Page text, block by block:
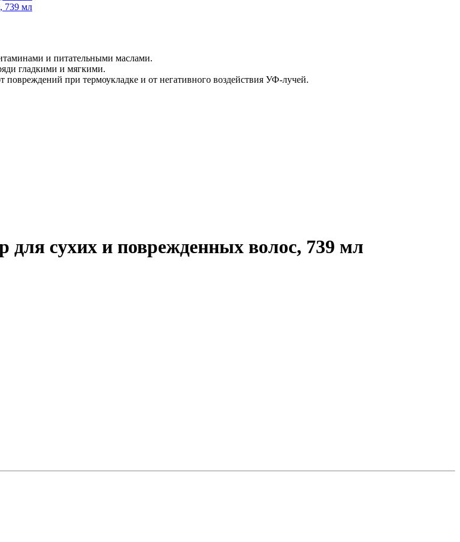
и питательными маслами.
гладкими и мягкими.
при термоукладке и от негативного воздействия УФ-лучей.
сухих и поврежденных волос, 739 мл